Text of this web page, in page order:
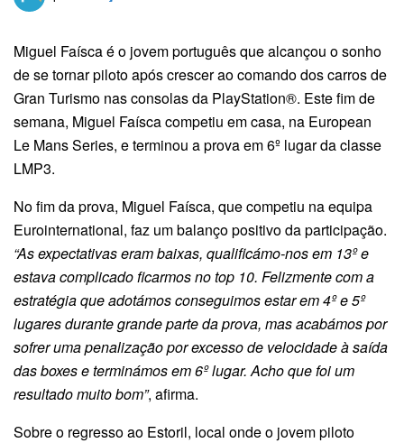
Miguel Faísca é o jovem português que alcançou o sonho
de se tornar piloto após crescer ao comando dos carros de
Gran Turismo nas consolas da PlayStation®. Este fim de
semana, Miguel Faísca competiu em casa, na European
Le Mans Series, e terminou a prova em 6º lugar da classe
LMP3.
No fim da prova, Miguel Faísca, que competiu na equipa
Eurointernational, faz um balanço positivo da participação.
“As expectativas eram baixas, qualificámo-nos em 13º e
estava complicado ficarmos no top 10. Felizmente com a
estratégia que adotámos conseguimos estar em 4º e 5º
lugares durante grande parte da prova, mas acabámos por
sofrer uma penalização por excesso de velocidade à saída
das boxes e terminámos em 6º lugar. Acho que foi um
resultado muito bom”, afirma.
Sobre o regresso ao Estoril, local onde o jovem piloto